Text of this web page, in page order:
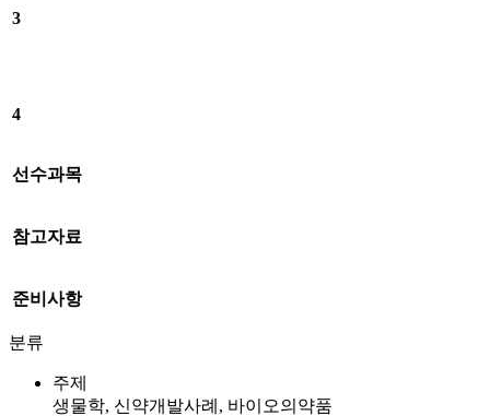
3
4
선수과목
참고자료
준비사항
분류
주제
생물학, 신약개발사례, 바이오의약품